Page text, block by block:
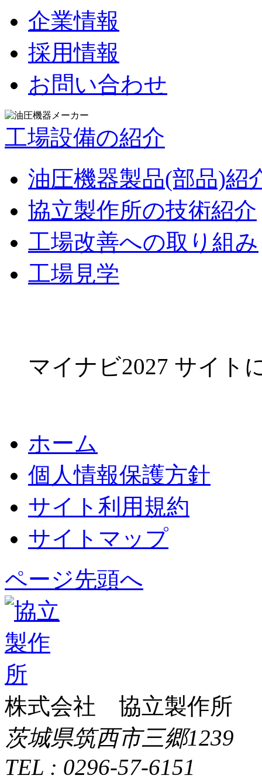
企業情報
採用情報
お問い合わせ
工場設備の紹介
油圧機器製品(部品)紹
協立製作所の技術紹介
工場改善への取り組み
工場見学
マイナビ2027 サイト
ホーム
個人情報保護方針
サイト利用規約
サイトマップ
ページ先頭へ
株式会社 協立製作所
茨城県筑西市三郷1239
TEL : 0296-57-6151